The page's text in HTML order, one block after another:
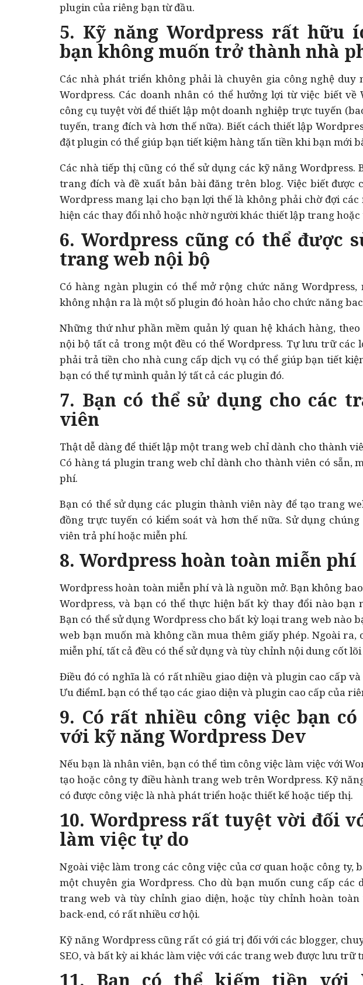
plugin của riêng bạn từ đầu.
5. Kỹ năng Wordpress rất hữu
bạn không muốn trở thành nhà
Các nhà phát triển không phải là chuyên gia công nghệ duy
Wordpress. Các doanh nhân có thể hưởng lợi từ việc biết
công cụ tuyệt vời để thiết lập một doanh nghiệp trực tuyến
tuyến, trang đích và hơn thế nữa). Biết cách thiết lập
đặt plugin có thể giúp bạn tiết kiệm hàng tấn tiền khi bạn mới
Các nhà tiếp thị cũng có thể sử dụng các kỹ năng Wordpress.
trang đích và đề xuất bản bài đăng trên blog. Việc biết được
Wordpress mang lại cho bạn lợi thế là không phải chờ đợi
hiện các thay đổi nhỏ hoặc nhờ người khác thiết lập trang
6. Wordpress cũng có thể được
trang web nội bộ
Có hàng ngàn plugin có thể mở rộng chức năng
không nhận ra là một số plugin đó hoàn hảo cho chức năng
Những thứ như phần mềm quản lý quan hệ khách hàng,
nội bộ tất cả trong một đều có thể Wordpress. Tự lưu trữ các
phải trả tiền cho nhà cung cấp dịch vụ có thể giúp bạn tiết
bạn có thể tự mình quản lý tất cả các plugin đó.
7. Bạn có thể sử dụng cho các
viên
Thật dễ dàng để thiết lập một trang web chỉ dành cho thành
Có hàng tá plugin trang web chỉ dành cho thành viên có sẵn,
phí.
Bạn có thể sử dụng các plugin thành viên này để tạo trang
đồng trực tuyến có kiểm soát và hơn thế nữa. Sử dụng
viên trả phí hoặc miễn phí.
8. Wordpress hoàn toàn miễn phí
Wordpress hoàn toàn miễn phí và là nguồn mở. Bạn không
Wordpress, và bạn có thể thực hiện bất kỳ thay đổi nào bạn
Bạn có thể sử dụng Wordpress cho bất kỳ loại trang web nào
web bạn muốn mà không cần mua thêm giấy phép. Ngoài ra,
miễn phí, tất cả đều có thể sử dụng và tùy chỉnh nội dung cốt
Điều đó có nghĩa là có rất nhiều giao diện và plugin cao cấp
Ưu điểmL bạn có thể tạo các giao diện và plugin cao cấp của
9. Có rất nhiều công việc bạn
với kỹ năng Wordpress Dev
Nếu bạn là nhân viên, bạn có thể tìm công việc làm việc với
tạo hoặc công ty điều hành trang web trên Wordpress. Kỹ
có được công việc là nhà phát triển hoặc thiết kế hoặc tiếp thị.
10. Wordpress rất tuyệt vời đối
làm việc tự do
Ngoài việc làm trong các công việc của cơ quan hoặc công ty,
một chuyên gia Wordpress. Cho dù bạn muốn cung cấp
trang web và tùy chỉnh giao diện, hoặc tùy chỉnh hoàn
back-end, có rất nhiều cơ hội.
Kỹ năng Wordpress cũng rất có giá trị đối với các blogger,
SEO, và bất kỳ ai khác làm việc với các trang web được lưu trữ
11. Bạn có thể kiếm tiền với